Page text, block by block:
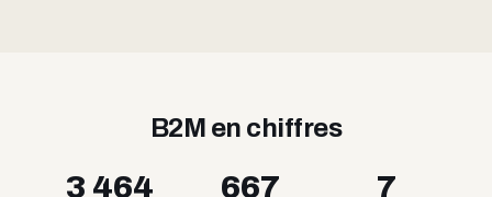
B2M en chiffres
3 464 667 7